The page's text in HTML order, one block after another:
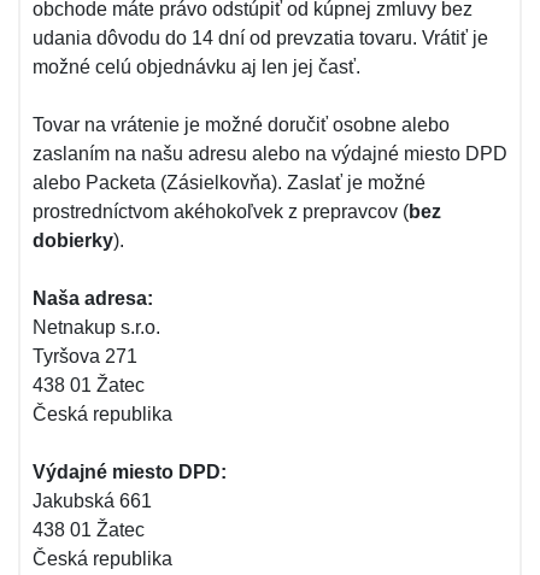
obchode máte právo odstúpiť od kúpnej zmluvy bez
udania dôvodu do 14 dní od prevzatia tovaru. Vrátiť je
možné celú objednávku aj len jej časť.
Tovar na vrátenie je možné doručiť osobne alebo
zaslaním na našu adresu alebo na výdajné miesto DPD
alebo Packeta (Zásielkovňa). Zaslať je možné
prostredníctvom akéhokoľvek z prepravcov (bez
dobierky).
Naša adresa:
Netnakup s.r.o.
Tyršova 271
438 01 Žatec
Česká republika
Výdajné miesto DPD:
Jakubská 661
438 01 Žatec
Česká republika